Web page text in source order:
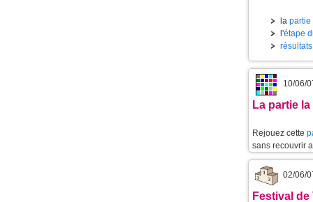
la partie
l'étape
10/06/
La partie
Rejouez cette
sans recouvrir
02/06/
Festival